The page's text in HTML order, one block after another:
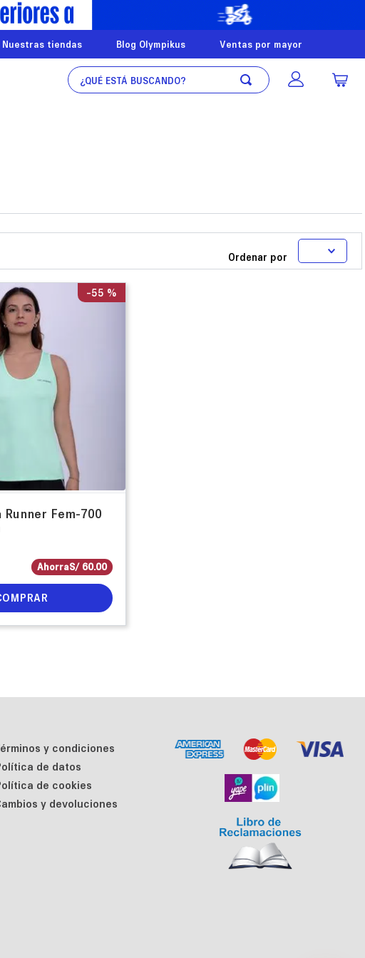
Nuestras tiendas Blog Olympikus Ventas por mayor
¿Qué está buscando?
Ordenar por
-55 %
Runner Fem-700
AhorraS/ 60.00
y condiciones
de datos
de cookies
y devoluciones